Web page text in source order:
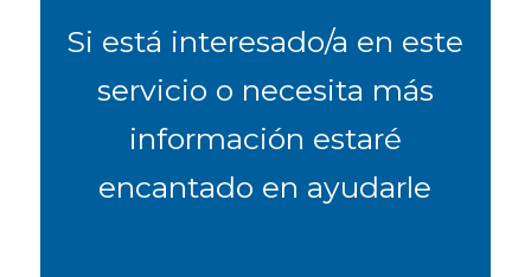
Si está interesado/a en este
servicio o necesita más
información estaré
encantado en ayudarle